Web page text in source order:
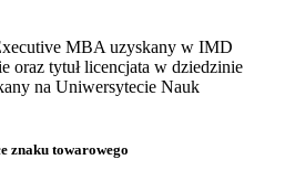
MBA uzyskany w IMD
oraz tytuł licencjata w dziedzinie
na Uniwersytecie Nauk
znaku towarowego